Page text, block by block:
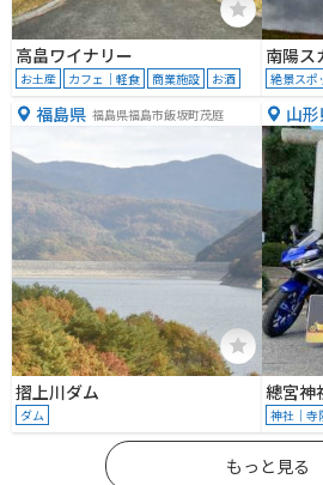
高畠ワイナリー
お土産 カフェ｜軽食 商業施設 お酒
南陽ス
絶景スポ
福島県 福島県福島市飯坂町茂庭
摺上川ダム
ダム
山
總宮神
神社｜寺
もっと見る